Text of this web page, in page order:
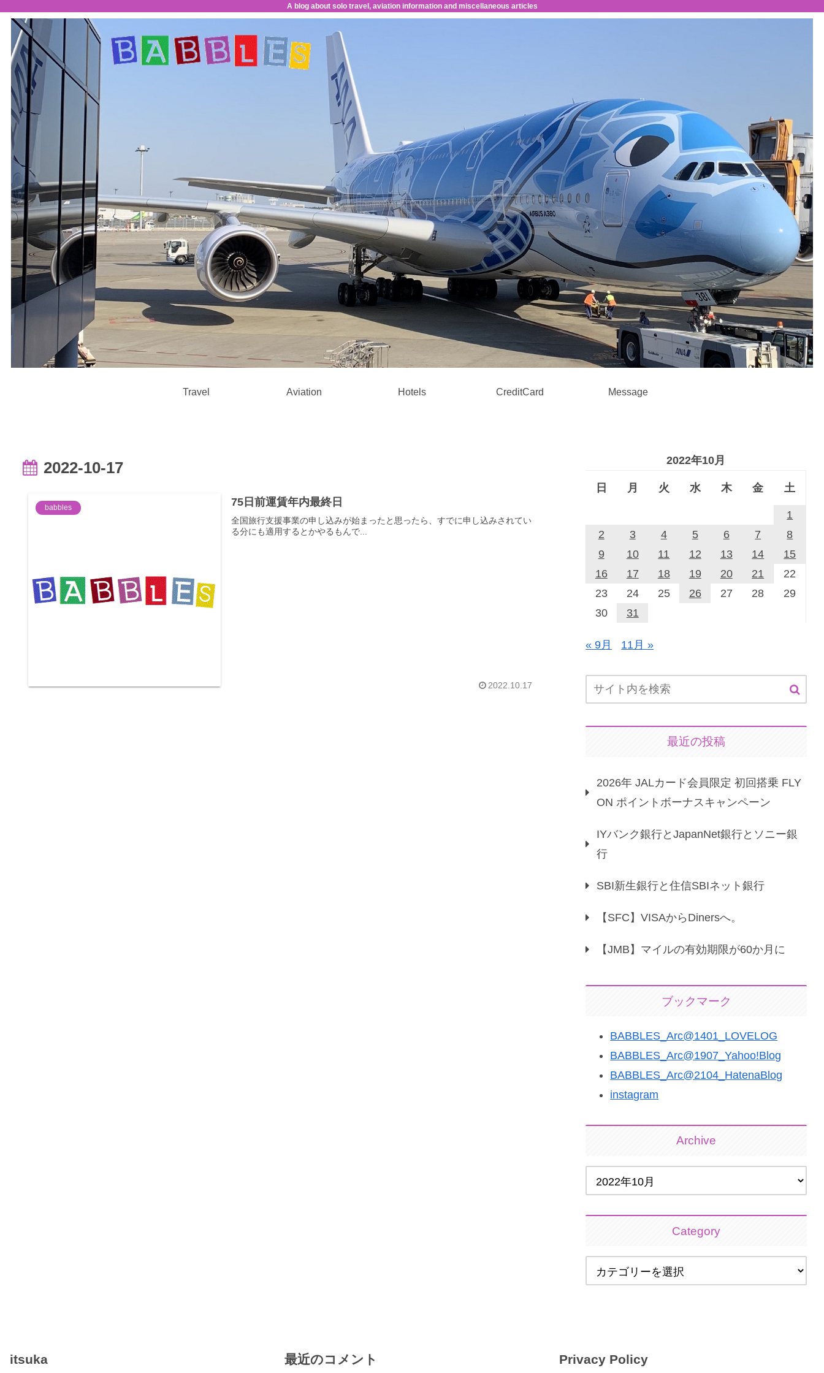
A blog about solo travel, aviation information and miscellaneous articles
Travel Aviation Hotels CreditCard Message
2022-10-17
babbles 75日前運賃年内最終日
全国旅行支援事業の申し込みが始まったと思ったら、すでに申し込みされてい
る分にも適用するとかやるもんで...
2022.10.17
2022年10月
日 月 火 水 木 金 土
1
2
3 4 5 6 7
8
9
10 11 12 13 14
15
16
17 18 19 20 21
22
23
24 25 26 27 28
29
30
31
« 9月 11月 »
最近の投稿
2026年 JALカード会員限定 初回搭乗 FLY
ON ポイントボーナスキャンペーン
IYバンク銀行とJapanNet銀行とソニー銀
行
SBI新生銀行と住信SBIネット銀行
【SFC】VISAからDinersへ。
【JMB】マイルの有効期限が60か月に
ブックマーク
BABBLES_Arc@1401_LOVELOG
BABBLES_Arc@1907_Yahoo!Blog
BABBLES_Arc@2104_HatenaBlog
instagram
Archive
Category
itsuka 最近のコメント Privacy Policy